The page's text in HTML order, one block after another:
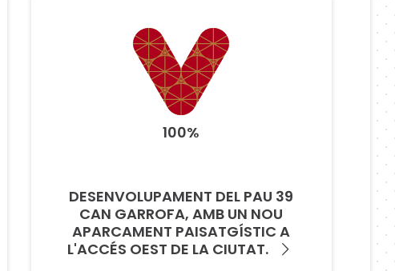
100%
DESENVOLUPAMENT DEL PAU 39
CAN GARROFA, AMB UN NOU
APARCAMENT PAISATGÍSTIC A
L'ACCÉS OEST DE LA CIUTAT.